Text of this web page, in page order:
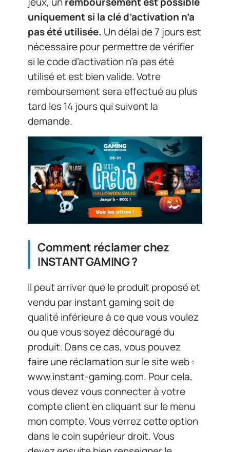
uniquement si la clé d’activation n’a
pas été utilisée. Un délai de 7 jours est
nécessaire pour permettre de vérifier
si le code d’activation n’a pas été
utilisé et est bien valide. Votre
remboursement sera effectué au plus
tard les 14 jours qui suivent la
demande.
Comment réclamer chez
INSTANT GAMING ?
Il peut arriver que le produit proposé et
vendu par instant gaming soit de
qualité inférieure à ce que vous voulez
ou que vous soyez découragé du
produit. Dans ce cas, vous pouvez
faire une réclamation sur le site web :
www.instant-gaming.com. Pour cela,
vous devez vous connecter à votre
compte client en cliquant sur le menu
mon compte. Vous verrez cette option
dans le coin supérieur droit. Vous